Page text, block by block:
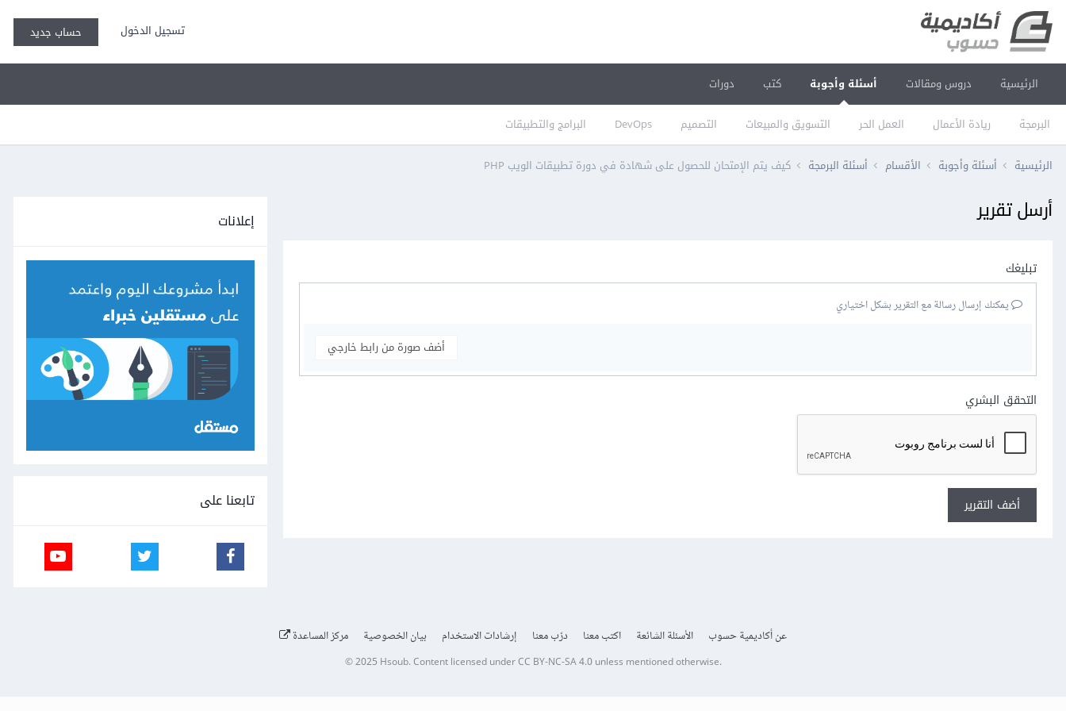
تسجيل الدخول حساب جديد
الرئيسية دروس ومقالات أسئلة وأجوبة
البرمجة ريادة الأعمال العمل الحر التسويق والمبيعات التصميم DevOps البرامج والتطبيقات
كتب دورات
الرئيسية أسئلة وأجوبة الأقسام أسئلة البرمجة كيف يتم الإمتحان للحصول على شهادة في دورة تطبيقات الويب PHP
أرسل تقرير
تبليغك
يمكنك إرسال رسالة مع التقرير بشكل اختياري
أضف صورة من رابط خارجي
التحقق البشري
أضف التقرير
إعلانات
تابعنا على
عن أكاديمية حسوب الأسئلة الشائعة اكتب معنا درّب معنا إرشادات الاستخدام بيان الخصوصية مركز المساعدة
© 2025 Hsoub.Content licensed underCC BY-NC-SA 4.0unless mentioned otherwise.